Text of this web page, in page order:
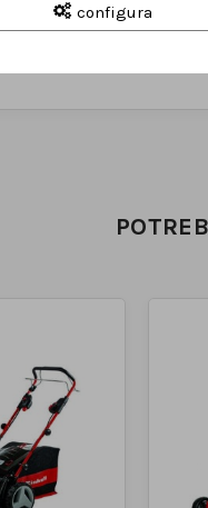
, per offrire
configura